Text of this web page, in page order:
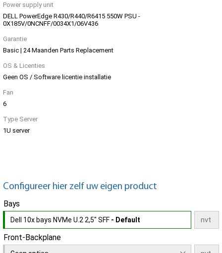
Power supply unit
DELL PowerEdge R430/R440/R6415 550W PSU -
0X185V/0NCNFF/0034X1/06V436
Garantie
Basic | 24 Maanden Parts Replacement
OS & Licenties
Geen OS / Software licentie installatie
Fan
6
Type Server
1U server
Configureer hier zelf uw eigen product
Bays
Dell 10x bays NVMe U.2 2,5" SFF - Default
Front-Backplane